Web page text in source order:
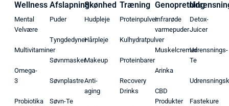
Wellness
Mental
Velvære
Multivitaminer
Omega-
3
Probiotika
Afslapning
Puder
Tyngdedyner
Søvnmasker
Søvnplastre
Søvn-Te
Skønhed
Hudpleje
Hårpleje
Makeup
Anti-
aging
Træning
Proteinpulver
Kulhydratpulver
Proteinbarer
Recovery
Drinks
Genopretning
Infrarøde
varmepuder
Muskelcremer
Arinka
CBD
Produkter
Detox-
Juicer
Udrensnings-
Te
Fastekure